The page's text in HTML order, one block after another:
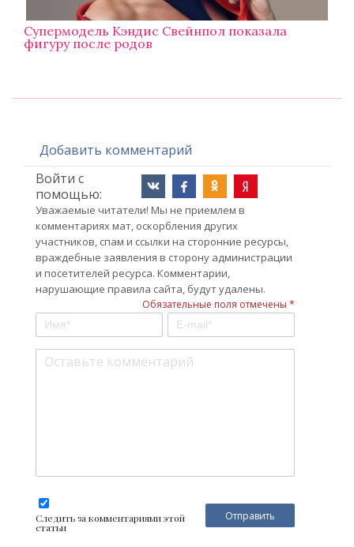
Супермодель Кэндис Свейнпол показала
фигуру после родов
Добавить комментарий
Войти с
помощью:
Уважаемые читатели! Мы не приемлем в
комментариях мат, оскорбления других
участников, спам и ссылки на сторонние ресурсы,
враждебные заявления в сторону администрации
и посетителей ресурса. Комментарии,
нарушающие правила сайта, будут удалены.
Обязательные поля отмечены *
Следить за комментариями этой
статьи